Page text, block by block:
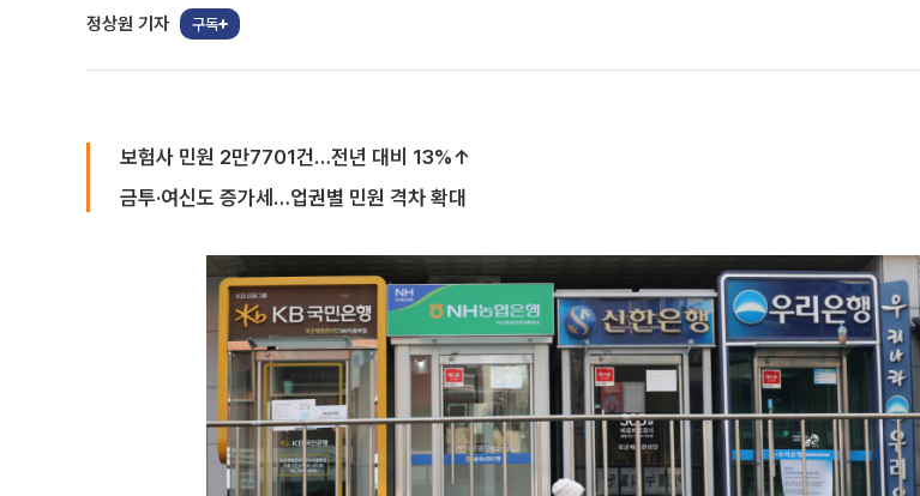
정상원 기자 구독
보험사 민원 2만7701건…전년 대비 13%↑
금투·여신도 증가세…업권별 민원 격차 확대